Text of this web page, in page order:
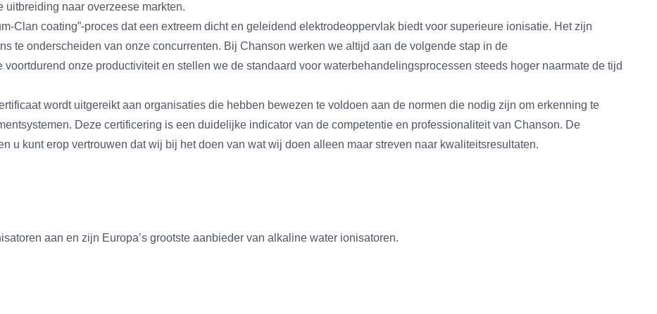
naar overzeese markten.
Clan coating”-proces dat een extreem dicht en geleidend elektrodeoppervlak biedt voor superieure ionisatie. Het zijn
te onderscheiden van onze concurrenten. Bij Chanson werken we altijd aan de volgende stap in de
onze productiviteit en stellen we de standaard voor waterbehandelingsprocessen steeds hoger naarmate de tijd
wordt uitgereikt aan organisaties die hebben bewezen te voldoen aan de normen die nodig zijn om erkenning te
Deze certificering is een duidelijke indicator van de competentie en professionaliteit van Chanson. De
u kunt erop vertrouwen dat wij bij het doen van wat wij doen alleen maar streven naar kwaliteitsresultaten.
aan en zijn Europa’s grootste aanbieder van alkaline water ionisatoren.